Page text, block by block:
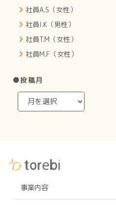
社員A.S（女性）
社員I.K（男性）
社員T.M（女性）
社員M.F（女性）
●投稿月
事業内容